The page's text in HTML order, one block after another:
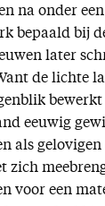
na onder
bepaald bij
later
de lichte
bewerkt
eeuwig
als gelovigen
zich
voor een